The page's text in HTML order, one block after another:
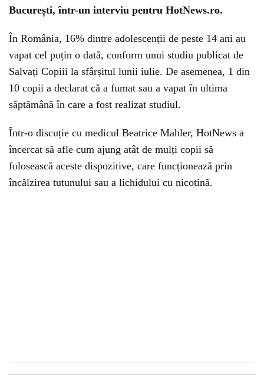
București, într-un interviu pentru HotNews.ro.
În România, 16% dintre adolescenții de peste 14 ani au
vapat cel puțin o dată, conform unui studiu publicat de
Salvați Copiii la sfârșitul lunii iulie. De asemenea, 1 din
10 copii a declarat că a fumat sau a vapat în ultima
săptămână în care a fost realizat studiul.
Într-o discuție cu medicul Beatrice Mahler, HotNews a
încercat să afle cum ajung atât de mulți copii să
folosească aceste dispozitive, care funcționează prin
încălzirea tutunului sau a lichidului cu nicotină.